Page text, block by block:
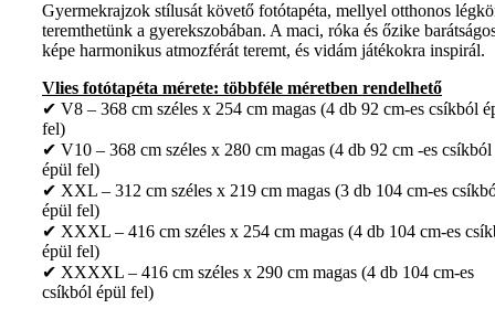
Gyermekrajzok stílusát követő fotótapéta, mellyel otthonos
teremthetünk a gyerekszobában. A maci, róka és őzike
képe harmonikus atmozférát teremt, és vidám játékokra inspirál.
Vlies fotótapéta mérete: többféle méretben rendelhető
✔ V8 – 368 cm széles x 254 cm magas (4 db 92 cm-es csíkból
fel)
✔ V10 – 368 cm széles x 280 cm magas (4 db 92 cm -es csíkból
épül fel)
✔ XXL – 312 cm széles x 219 cm magas (3 db 104 cm-es
épül fel)
✔ XXXL – 416 cm széles x 254 cm magas (4 db 104 cm-es
épül fel)
✔ XXXXL – 416 cm széles x 290 cm magas (4 db 104 cm-es
csíkból épül fel)